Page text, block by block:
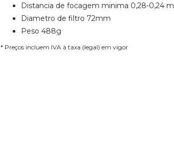
Distancia de focagem minima 0,28-0,24 m
Diametro de filtro 72mm
Peso 488g
* Preços incluem IVA à taxa (legal) em vigor